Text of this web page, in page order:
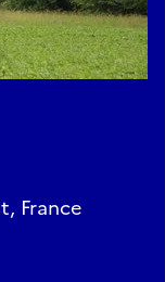
France